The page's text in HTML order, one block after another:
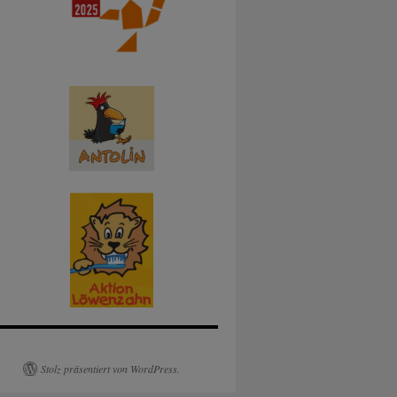
Stolz präsentiert von WordPress.